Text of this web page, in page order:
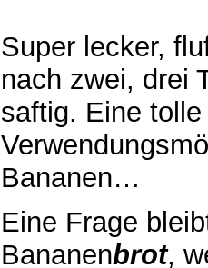
Super lecker,
nach zwei, drei
saftig. Eine tolle
Bananen…
Eine Frage
Bananenbrot,